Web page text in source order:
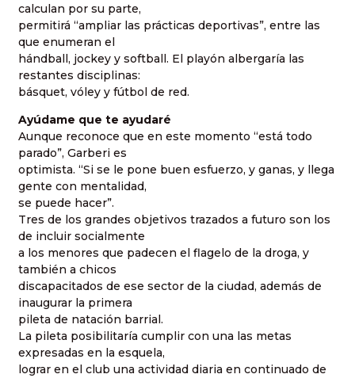
calculan por su parte,
permitirá “ampliar las prácticas deportivas”, entre las
que enumeran el
hándball, jockey y softball. El playón albergaría las
restantes disciplinas:
básquet, vóley y fútbol de red.
Ayúdame que te ayudaré
Aunque reconoce que en este momento “está todo
parado”, Garberi es
optimista. “Si se le pone buen esfuerzo, y ganas, y llega
gente con mentalidad,
se puede hacer”.
Tres de los grandes objetivos trazados a futuro son los
de incluir socialmente
a los menores que padecen el flagelo de la droga, y
también a chicos
discapacitados de ese sector de la ciudad, además de
inaugurar la primera
pileta de natación barrial.
La pileta posibilitaría cumplir con una las metas
expresadas en la esquela,
lograr en el club una actividad diaria en continuado de